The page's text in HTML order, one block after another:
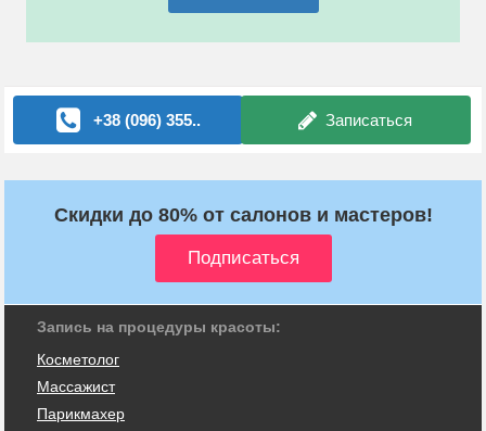
+38 (096) 355.. Записаться
Скидки до 80% от салонов и мастеров!
Запись на процедуры красоты:
Косметолог
Массажист
Парикмахер